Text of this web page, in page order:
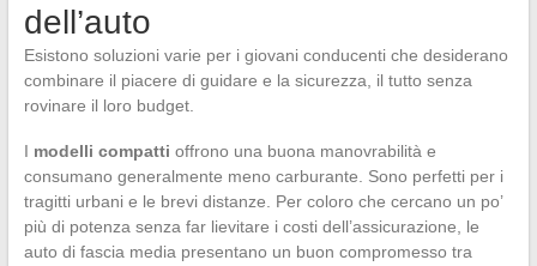
dell’auto
Esistono soluzioni varie per i giovani conducenti che desiderano
combinare il piacere di guidare e la sicurezza, il tutto senza
rovinare il loro budget.
I modelli compatti offrono una buona manovrabilità e
consumano generalmente meno carburante. Sono perfetti per i
tragitti urbani e le brevi distanze. Per coloro che cercano un po’
più di potenza senza far lievitare i costi dell’assicurazione, le
auto di fascia media presentano un buon compromesso tra